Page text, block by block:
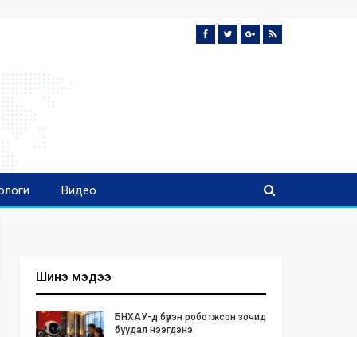
Видео
Шинэ мэдээ
БНХАУ-д бүрэн роботжсон зочид
буудал нээгдэнэ